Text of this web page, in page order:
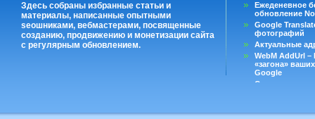
Здесь собраны избранные статьи и
материалы, написанные опытными
seoшниками, вебмастерами, посвященные
созданию, продвижению и монетизации сайта
с регулярным обновлением.
Ежеденевное
обновление
Google
фотографий
Актуальные
WebM AddUrl
«загона»
Google
Существует